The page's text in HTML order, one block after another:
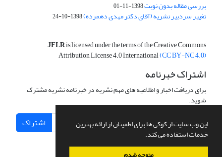
این وب سایت از کوکی ها برای اطمینان از ارائه بهترین
خدمات استفاده می کند.
بررسی مقاله بدون نوبت1398-11-01
تغییر سردبیر نشریه (آقای دکتر مهدی دهمرده)1398-10-24
JFLRis licensed under the terms of the Creative Commons
Attribution License 4.0 International(CC BY-NC 4.0)
اشتراک خبرنامه
برای دریافت اخبار و اطلاعیه های مهم نشریه در خبرنامه نشریه مشترک
شوید.
اشتراک